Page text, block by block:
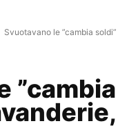
Svuotavano le ”cambia soldi”
”cambia